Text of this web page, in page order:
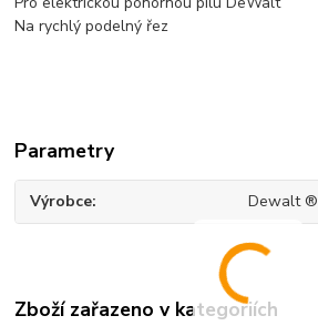
Na rychlý podelný řez
Parametry
Výrobce Dewalt ®
Zboží zařazeno v kategoriích